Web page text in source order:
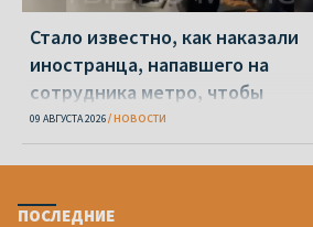
Стало известно, как наказали
иностранца, напавшего на
сотрудника метро, чтобы
доехать до Смоленска
09 АВГУСТА 2026 НОВОСТИ
ПОСЛЕДНИЕ